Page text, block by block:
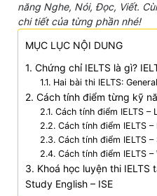
năng Nghe, Nói, Đọc, Viết.
chi tiết của từng phần nhé!
MỤC LỤC NỘI DUNG
1. Chứng chỉ IELTS là gì?
1.1. Hai bài thi IELTS:
2. Cách tính điểm từng kỹ
2.1. Cách tính điểm IELTS –
2.2. Cách tính điểm IELTS –
2.3. Cách tính điểm IELTS –
2.4. Cách tính điểm IELTS –
3. Khoá học luyện thi IELTS
Study English – ISE